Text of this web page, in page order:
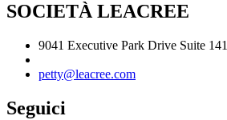
SOCIETÀ LEACREE
9041 Executive Park Drive Suite
petty@leacree.com
Seguici